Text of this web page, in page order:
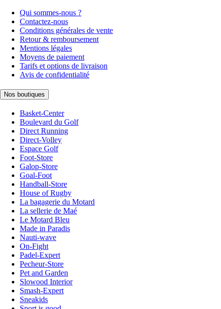
Qui sommes-nous ?
Contactez-nous
Conditions générales de vente
Retour & remboursement
Mentions légales
Moyens de paiement
Tarifs et options de livraison
Avis de confidentialité
Nos boutiques
Basket-Center
Boulevard du Golf
Direct Running
Direct-Volley
Espace Golf
Foot-Store
Galop-Store
Goal-Foot
Handball-Store
House of Rugby
La bagagerie du Motard
La sellerie de Maé
Le Motard Bleu
Made in Paradis
Nauti-wave
On-Fight
Padel-Expert
Pecheur-Store
Pet and Garden
Slowood Interior
Smash-Expert
Sneakids